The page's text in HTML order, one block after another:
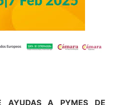
AYUDAS A PYMES DE